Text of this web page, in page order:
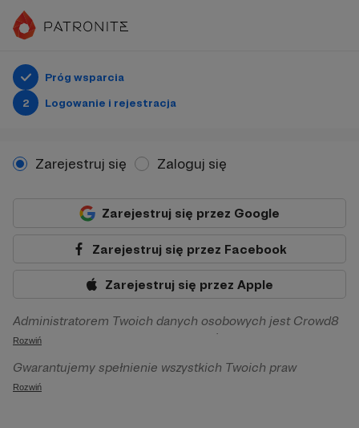
Próg wsparcia
2
Logowanie i rejestracja
Zarejestruj się Zaloguj się
Zarejestruj się przez Google
Zarejestruj się przez Facebook
Zarejestruj się przez Apple
Administratorem Twoich danych osobowych jest Crowd8
sp. z o.o. z siedziba w Warszawie, ul. Żwirki i Wigury 16, 02-
092 Warszawa. Twoje dane osobowe będą przetwarzane w
szczególności w celu wykonania umowy zawartej z Tobą, w
Rozwiń
Gwarantujemy spełnienie wszystkich Twoich praw
wynikających z ogólnego rozporządzenia o ochronie
Rozwiń